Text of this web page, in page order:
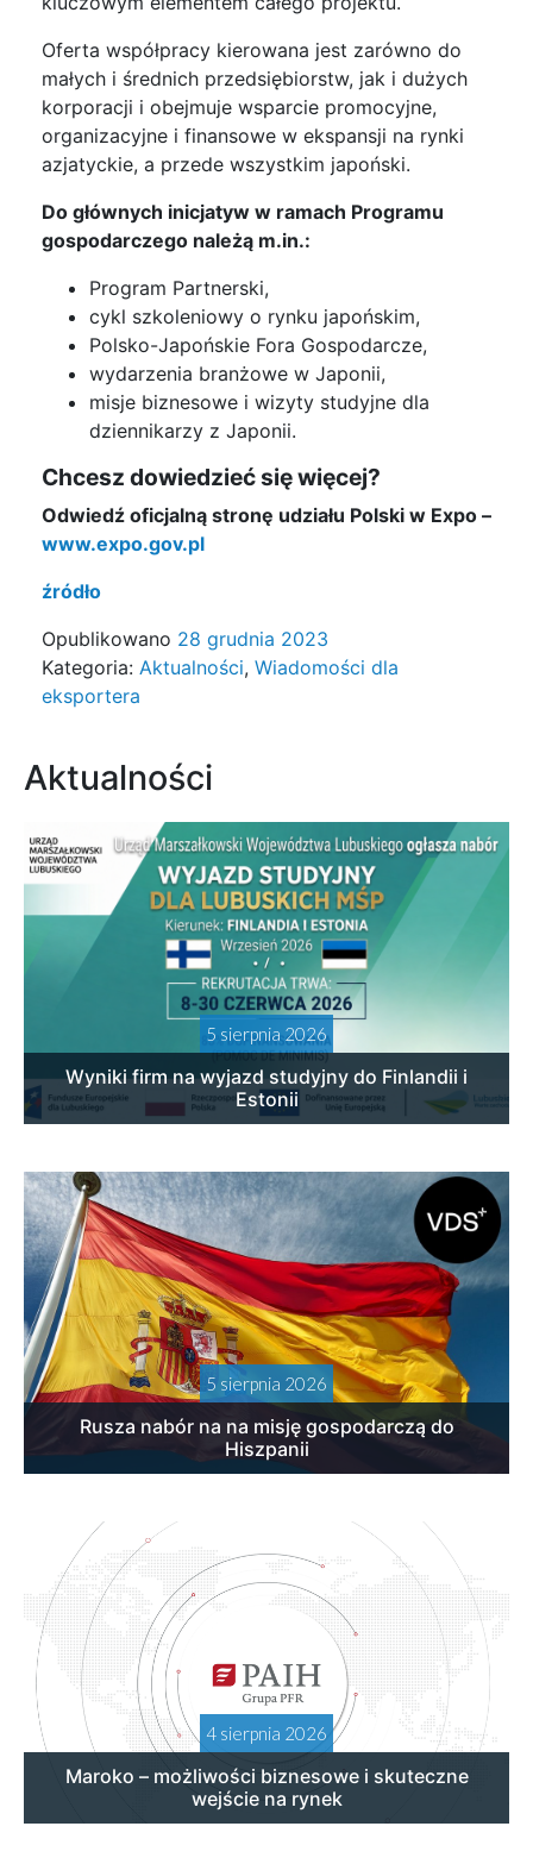
Oferta współpracy kierowana jest zarówno do
małych i średnich przedsiębiorstw, jak i dużych
korporacji i obejmuje wsparcie promocyjne,
organizacyjne i finansowe w ekspansji na rynki
azjatyckie, a przede wszystkim japoński.
Do głównych inicjatyw w ramach Programu
gospodarczego należą m.in.:
Program Partnerski,
cykl szkoleniowy o rynku japońskim,
Polsko-Japońskie Fora Gospodarcze,
wydarzenia branżowe w Japonii,
misje biznesowe i wizyty studyjne dla
dziennikarzy z Japonii.
Chcesz dowiedzieć się więcej?
Odwiedź oficjalną stronę udziału Polski w Expo –
www.expo.gov.pl
źródło
Opublikowano 28 grudnia 2023
Kategoria: Aktualności, Wiadomości dla
eksportera
Aktualności
5 sierpnia 2026
Wyniki firm na wyjazd studyjny do Finlandii i
Estonii
5 sierpnia 2026
Rusza nabór na na misję gospodarczą do
Hiszpanii
4 sierpnia 2026
Maroko – możliwości biznesowe i skuteczne
wejście na rynek